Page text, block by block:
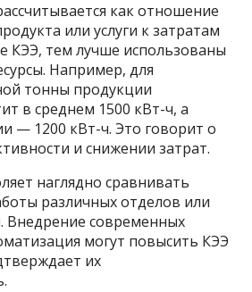
как отношение
или услуги к затратам
КЭЭ, тем лучше использованы
Например, для
тонны продукции
в среднем 1500 кВт-ч, а
— 1200 кВт-ч. Это говорит о
и снижении затрат.
наглядно сравнивать
различных отделов или
Внедрение современных
могут повысить КЭЭ
их